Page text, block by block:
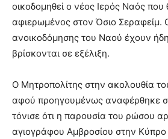
οικοδομηθεί ο νέος Ιερός Ναός που
αφιερωμένος στον Όσιο Σεραφείμ.
ανοικοδόμησης του Ναού έχουν ήδη
βρίσκονται σε εξέλιξη.
Ο Μητροπολίτης στην ακολουθία
αφού προηγουμένως αναφέρθηκε
τόνισε ότι η παρουσία του ρώσου
αγιογράφου Αμβροσίου στην Κύπρο